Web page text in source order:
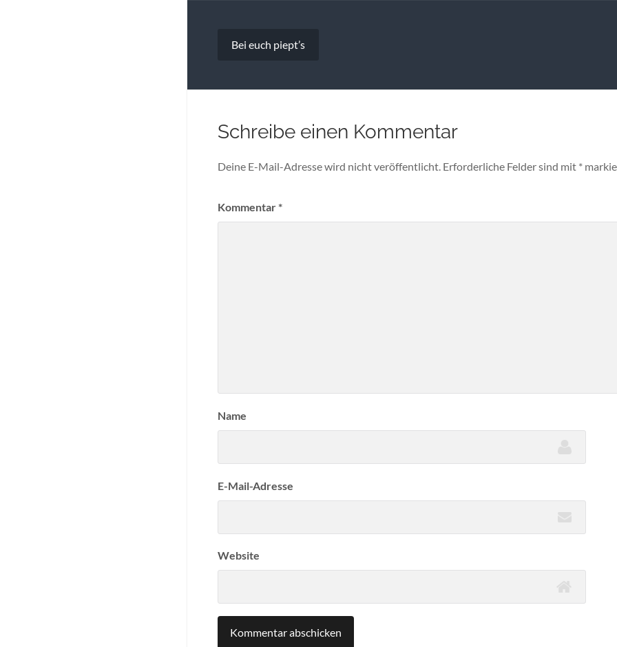
Bei euch piept’s
Schreibe einen Kommentar
Deine E-Mail-Adresse wird nicht veröffentlicht. Erforderliche Felder sind mit *
Kommentar*
Name
E-Mail-Adresse
Website